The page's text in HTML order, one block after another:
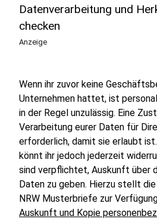
Datenverarbeitung und
checken
Anzeige
Wenn ihr zuvor keine
Unternehmen hattet, ist
in der Regel unzulässig. Eine
Verarbeitung eurer Daten für
erforderlich, damit sie erlaubt
könnt ihr jedoch jederzeit
sind verpflichtet, Auskunft über
Daten zu geben. Hierzu stellt
NRW Musterbriefe zur
Auskunft und Kopie